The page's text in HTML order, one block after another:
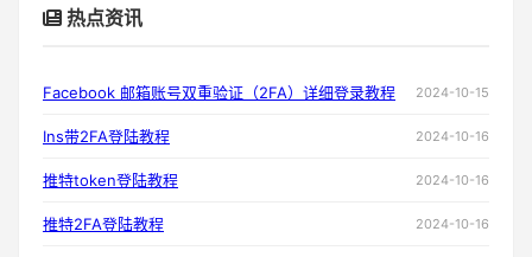
热点资讯
Facebook 邮箱账号双重验证（2FA）详细登录教程 2024-10-15
Ins带2FA登陆教程 2024-10-16
推特token登陆教程 2024-10-16
推特2FA登陆教程 2024-10-16